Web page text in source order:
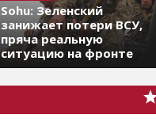
Sohu: Зеленский
занижает потери ВСУ,
пряча реальную
ситуацию на фронте